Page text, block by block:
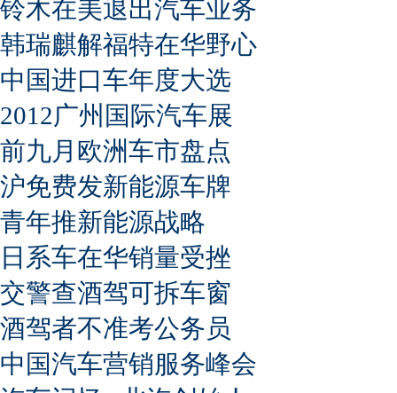
铃木在美退出汽车业务
韩瑞麒解福特在华野心
中国进口车年度大选
2012广州国际汽车展
前九月欧洲车市盘点
沪免费发新能源车牌
青年推新能源战略
日系车在华销量受挫
交警查酒驾可拆车窗
酒驾者不准考公务员
中国汽车营销服务峰会